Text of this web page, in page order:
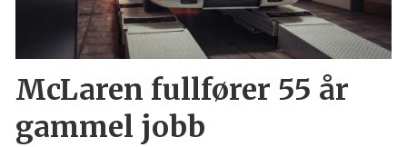
McLaren fullfører 55 år
gammel jobb